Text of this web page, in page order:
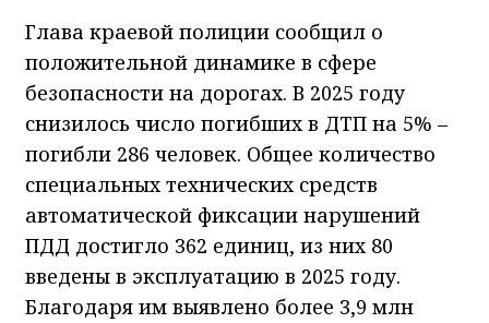
Глава краевой полиции сообщил о
положительной динамике в сфере
безопасности на дорогах. В 2025 году
снизилось число погибших в ДТП на 5% –
погибли 286 человек. Общее количество
специальных технических средств
автоматической фиксации нарушений
ПДД достигло 362 единиц, из них 80
введены в эксплуатацию в 2025 году.
Благодаря им выявлено более 3,9 млн